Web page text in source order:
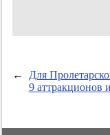
←
Для
9 аттракционов